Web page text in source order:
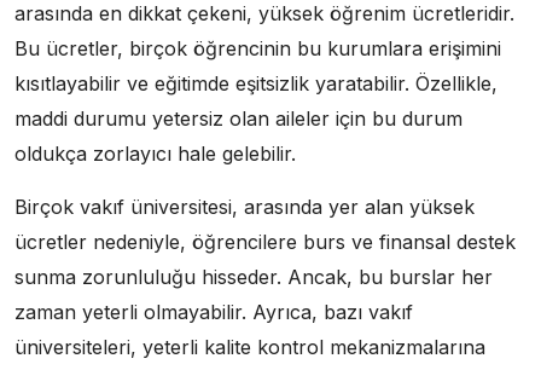
arasında en dikkat çekeni, yüksek öğrenim ücretleridir.
Bu ücretler, birçok öğrencinin bu kurumlara erişimini
kısıtlayabilir ve eğitimde eşitsizlik yaratabilir. Özellikle,
maddi durumu yetersiz olan aileler için bu durum
oldukça zorlayıcı hale gelebilir.
Birçok vakıf üniversitesi, arasında yer alan yüksek
ücretler nedeniyle, öğrencilere burs ve finansal destek
sunma zorunluluğu hisseder. Ancak, bu burslar her
zaman yeterli olmayabilir. Ayrıca, bazı vakıf
üniversiteleri, yeterli kalite kontrol mekanizmalarına